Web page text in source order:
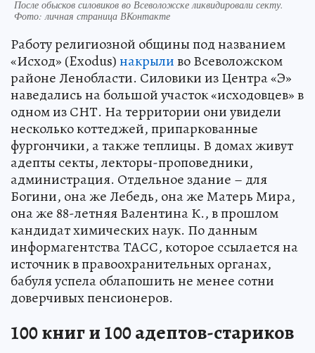
После обысков силовиков во Всеволожске ликвидировали секту.
Фото: личная страница ВКонтакте
Работу религиозной общины под названием
«Исход» (Exodus)накрыливо Всеволожском
районе Ленобласти. Силовики из Центра «Э»
наведались на большой участок «исходовцев» в
одном из СНТ. На территории они увидели
несколько коттеджей, припаркованные
фургончики, а также теплицы. В домах живут
адепты секты, лекторы-проповедники,
администрация. Отдельное здание – для
Богини, она же Лебедь, она же Матерь Мира,
она же 88-летняя Валентина К., в прошлом
кандидат химических наук. По данным
информагентства ТАСС, которое ссылается на
источник в правоохранительных органах,
бабуля успела облапошить не менее сотни
доверчивых пенсионеров.
100 книг и 100 адептов-стариков